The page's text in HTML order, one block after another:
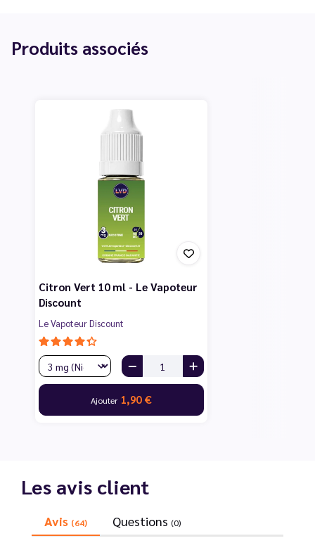
Produits associés
Citron Vert 10 ml - Le Vapoteur
Discount
Le Vapoteur Discount
Ajouter 1,90 €
Les avis client
Avis (64) Questions (0)